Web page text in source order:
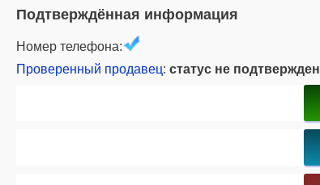
Подтверждённая информация
Номер телефона:
Проверенный продавец: статус не подтвержден